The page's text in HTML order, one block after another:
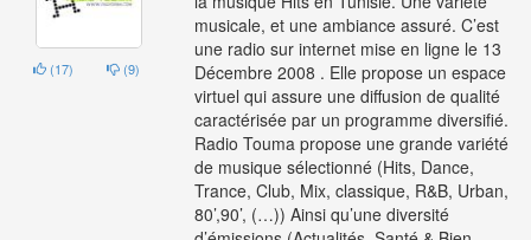
(17) (9)
musicale, et une ambiance assuré. C’est
une radio sur internet mise en ligne le 13
Décembre 2008 . Elle propose un espace
virtuel qui assure une diffusion de qualité
caractérisée par un programme diversifié.
Radio Touma propose une grande variété
de musique sélectionné (Hits, Dance,
Trance, Club, Mix, classique, R&B, Urban,
80’,90’, (…)) Ainsi qu’une diversité